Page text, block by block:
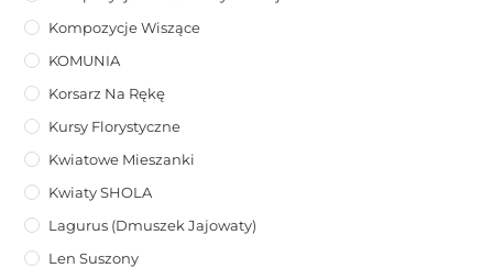
Kompozycje Wiszące
KOMUNIA
Korsarz Na Rękę
Kursy Florystyczne
Kwiatowe Mieszanki
Kwiaty SHOLA
Lagurus (dmuszek Jajowaty)
Len Suszony